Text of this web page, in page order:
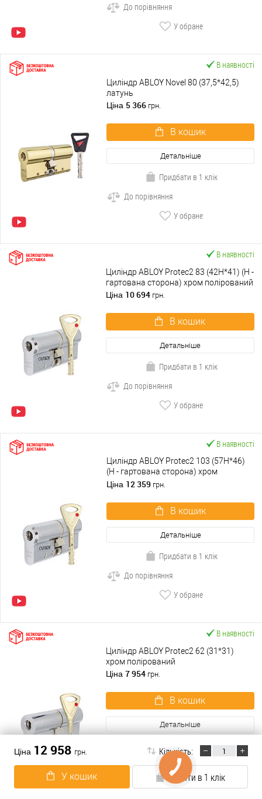
Ціна 12 958 грн. Кількість:
У кошик Купити в 1 клік
До порівняння
У обране
В наявності
Циліндр ABLOY Novel 80 (37,5*42,5)
латунь
Ціна 5 366 грн.
В кошик
Детальніше
Придбати в 1 клік
До порівняння
У обране
В наявності
Циліндр ABLOY Protec2 83 (42H*41) (H -
гартована сторона) хром полірований
Ціна 10 694 грн.
В кошик
Детальніше
Придбати в 1 клік
До порівняння
У обране
В наявності
Циліндр ABLOY Protec2 103 (57H*46)
(H - гартована сторона) хром
полірований
Ціна 12 359 грн.
В кошик
Детальніше
Придбати в 1 клік
До порівняння
У обране
В наявності
Циліндр ABLOY Protec2 62 (31*31)
хром полірований
Ціна 7 954 грн.
В кошик
Детальніше
Придбати в 1 клік
До порівняння
У обране